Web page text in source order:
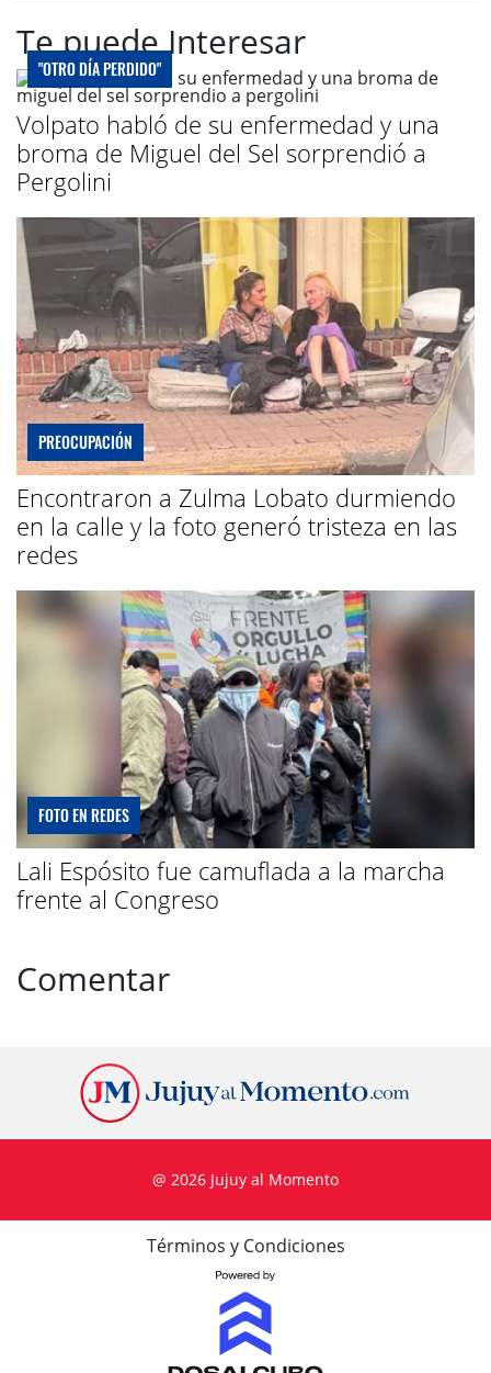
Te puede Interesar
"OTRO DÍA PERDIDO"
Volpato habló de su enfermedad y una
broma de Miguel del Sel sorprendió a
Pergolini
PREOCUPACIÓN
Encontraron a Zulma Lobato durmiendo
en la calle y la foto generó tristeza en las
redes
FOTO EN REDES
Lali Espósito fue camuflada a la marcha
frente al Congreso
Comentar
@ 2026 Jujuy al Momento
Términos y Condiciones